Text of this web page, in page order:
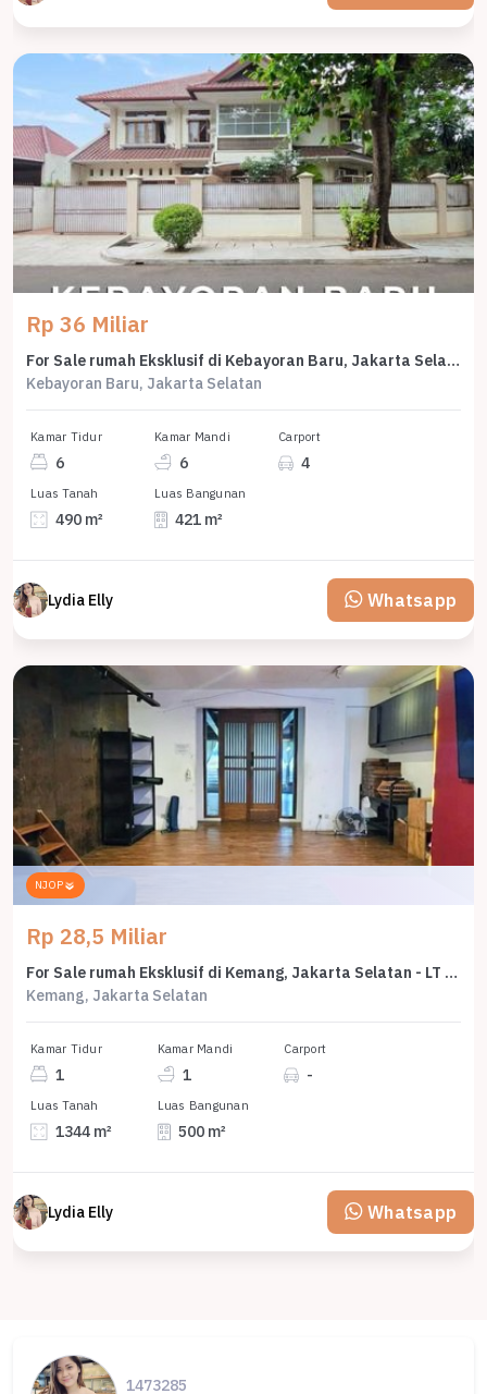
Rp 36 Miliar
For Sale rumah Eksklusif di Kebayoran Baru, Jakarta Selatan - LT 490m²
Kebayoran Baru, Jakarta Selatan
Kamar Tidur
6
Kamar Mandi
6
Carport
4
Luas Tanah
490 m²
Luas Bangunan
421 m²
Lydia Elly Whatsapp
NJOP
Rp 28,5 Miliar
For Sale rumah Eksklusif di Kemang, Jakarta Selatan - LT 1344m²
Kemang, Jakarta Selatan
Kamar Tidur
1
Kamar Mandi
1
Carport
-
Luas Tanah
1344 m²
Luas Bangunan
500 m²
Lydia Elly Whatsapp
1473285